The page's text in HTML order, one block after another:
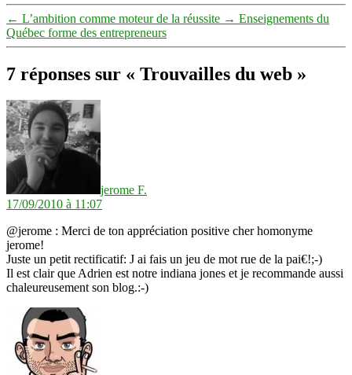
← L’ambition comme moteur de la réussite → Enseignements du
Québec forme des entrepreneurs
7 réponses sur « Trouvailles du web »
jerome F.
17/09/2010 à 11:07
@jerome : Merci de ton appréciation positive cher homonyme
jerome!
Juste un petit rectificatif: J ai fais un jeu de mot rue de la pai€!;-)
Il est clair que Adrien est notre indiana jones et je recommande aussi
chaleureusement son blog.:-)